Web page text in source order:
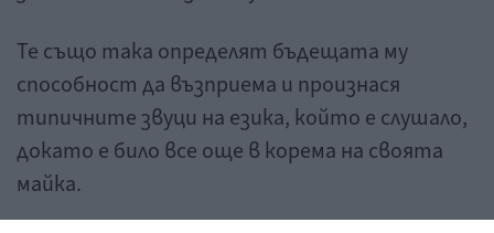
Те също така определят бъдещата му
способност да възприема и произнася
типичните звуци на езика, който е слушало,
докато е било все още в корема на своята
майка.